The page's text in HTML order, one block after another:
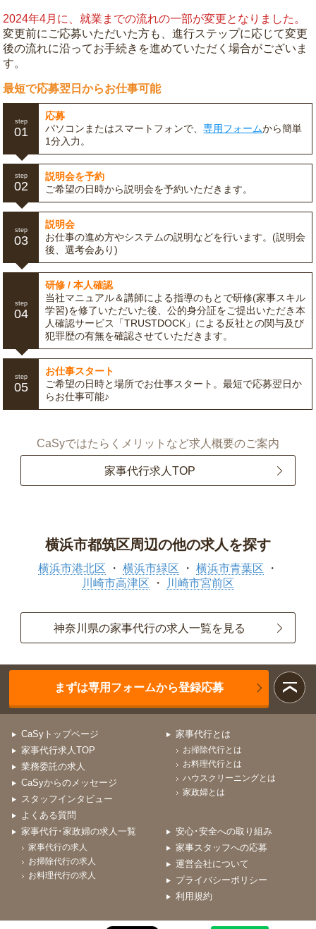
2024年4月に、就業までの流れの一部が変更となりました。
変更前にご応募いただいた方も、進行ステップに応じて変更
後の流れに沿ってお手続きを進めていただく場合がございま
す。
最短で応募翌日からお仕事可能
step
01
応募
パソコンまたはスマートフォンで、専用フォームから簡単
1分入力。
step
02
説明会を予約
ご希望の日時から説明会を予約いただきます。
step
03
説明会
お仕事の進め方やシステムの説明などを行います。(説明会
後、選考会あり)
step
04
研修 / 本人確認
当社マニュアル＆講師による指導のもとで研修(家事スキル
学習)を修了いただいた後、公的身分証をご提出いただき本
人確認サービス「TRUSTDOCK」による反社との関与及び
犯罪歴の有無を確認させていただきます。
step
05
お仕事スタート
ご希望の日時と場所でお仕事スタート。最短で応募翌日か
らお仕事可能♪
CaSyではたらくメリットなど求人概要のご案内
家事代行求人TOP
横浜市都筑区周辺の他の求人を探す
横浜市港北区 横浜市緑区
横浜市青葉区
川崎市高津区
川崎市宮前区
神奈川県の家事代行の求人一覧を見る
まずは専用フォームから登録応募
CaSyトップページ
家事代行求人TOP
業務委託の求人
CaSyからのメッセージ
スタッフインタビュー
よくある質問
家事代行とは
お掃除代行とは
お料理代行とは
ハウスクリーニングとは
家政婦とは
家事代行･家政婦の求人一覧
家事代行の求人
お掃除代行の求人
お料理代行の求人
安心･安全への取り組み
家事スタッフへの応募
運営会社について
プライバシーポリシー
利用規約